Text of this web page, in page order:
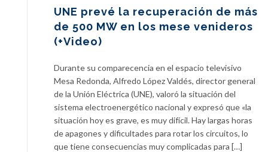
UNE prevé la recuperación de más
de 500 MW en los mese venideros
(+Video)
Durante su comparecencia en el espacio televisivo
Mesa Redonda, Alfredo López Valdés, director general
de la Unión Eléctrica (UNE), valoró la situación del
sistema electroenergético nacional y expresó que «la
situación hoy es grave, es muy difícil. Hay largas horas
de apagones y dificultades para rotar los circuitos, lo
que tiene consecuencias muy complicadas para […]